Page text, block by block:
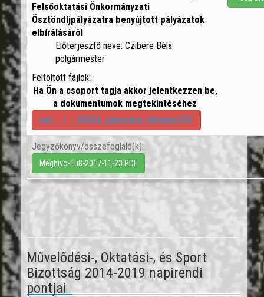
Felsőoktatási Önkormányzati
Ösztöndíjpályázatra benyújtott pályázatok
elbírálásáról
Előterjesztő neve: Czibere Béla
polgármester
Feltöltött fájlok:
Ha Ön a csoport tagja akkor jelentkezzen be,
a dokumentumok megtekintéséhez
zart_-_1_-_BURSA_palyazatok_elbiralasa.PDF
Jegyzőkönyv/összefoglaló(k):
Meghivo-EuB-2017-11-23.PDF
Művelődési-, Oktatási-, és Sport
Bizottság 2014-2019 napirendi
pontjai